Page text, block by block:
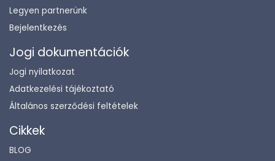
Legyen partnerünk
Bejelentkezés
Jogi dokumentációk
Jogi nyilatkozat
Adatkezelési tájékoztató
Általános szerződési feltételek
Cikkek
BLOG